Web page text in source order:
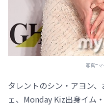
写真=
タレントのシン・アヨン
ェ、Monday Kiz出身イム